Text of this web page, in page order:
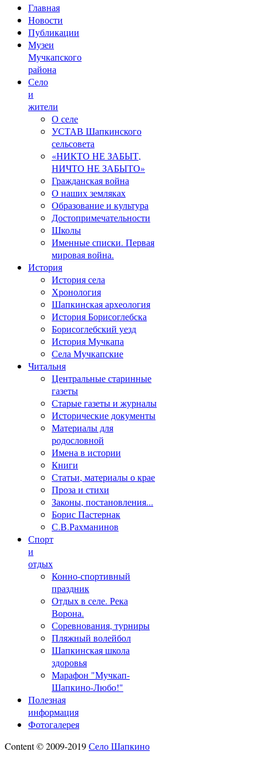
Главная
Новости
Публикации
Музеи
Мучкапского
района
Село
и
жители
О селе
УСТАВ Шапкинского
сельсовета
«НИКТО НЕ ЗАБЫТ,
НИЧТО НЕ ЗАБЫТО»
Гражданская война
О наших земляках
Образование и культура
Достопримечательности
Школы
Именные списки. Первая
мировая война.
История
История села
Хронология
Шапкинская археология
История Борисоглебска
Борисоглебский уезд
История Мучкапа
Села Мучкапские
Читальня
Центральные старинные
газеты
Старые газеты и журналы
Исторические документы
Материалы для
родословной
Имена в истории
Книги
Статьи, материалы о крае
Проза и стихи
Законы, постановления...
Борис Пастернак
С.В.Рахманинов
Спорт
и
отдых
Конно-спортивный
праздник
Отдых в селе. Река
Ворона.
Соревнования, турниры
Пляжный волейбол
Шапкинская школа
здоровья
Марафон "Мучкап-
Шапкино-Любо!"
Полезная
информация
Фотогалерея
Content © 2009-2019Село Шапкино